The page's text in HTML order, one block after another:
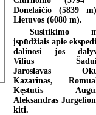
Donelaičio (5839
Lietuvos (6080 m).
Susitikimo
įspūdžiais apie
dalinosi jos
Vilius
Jaroslavas
Kazarinas,
Kęstutis
Aleksandras
kiti.